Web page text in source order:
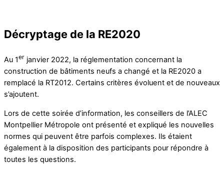
Décryptage de la RE2020
Au 1er janvier 2022, la réglementation concernant la
construction de bâtiments neufs a changé et la RE2020 a
remplacé la RT2012. Certains critères évoluent et de nouveaux
s’ajoutent.
Lors de cette soirée d’information, les conseillers de l’ALEC
Montpellier Métropole ont présenté et expliqué les nouvelles
normes qui peuvent être parfois complexes. Ils étaient
également à la disposition des participants pour répondre à
toutes les questions.